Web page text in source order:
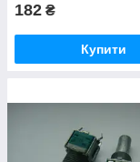
182 ₴
Купити